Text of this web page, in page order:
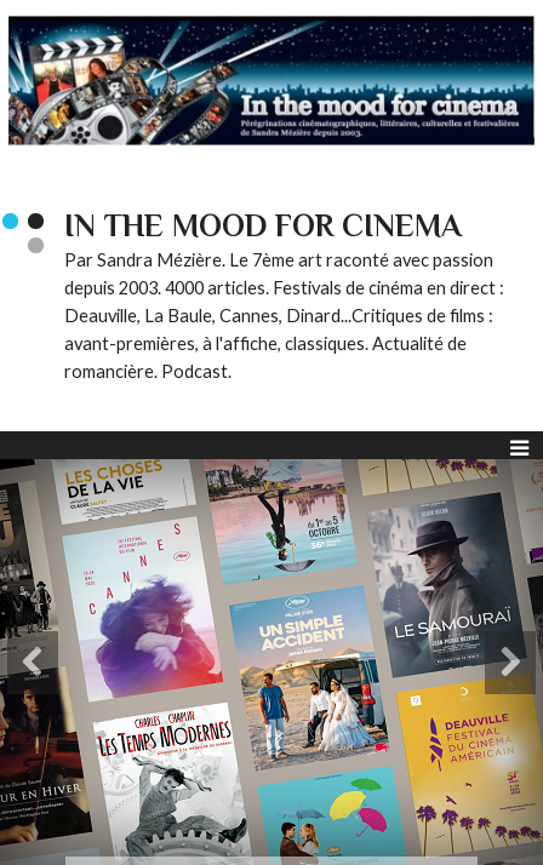
IN THE MOOD FOR CINEMA
Par Sandra Mézière. Le 7ème art raconté avec passion
depuis 2003. 4000 articles. Festivals de cinéma en direct :
Deauville, La Baule, Cannes, Dinard...Critiques de films :
avant-premières, à l'affiche, classiques. Actualité de
romancière. Podcast.